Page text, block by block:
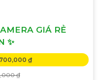
GIÁ RẺ
✨
₫
₫